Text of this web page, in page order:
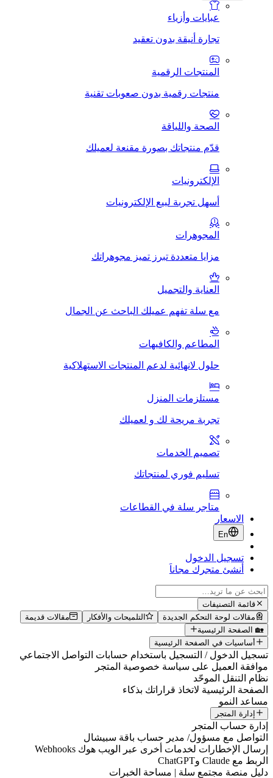
عبايات وأزياء
تجارة أنيقة بدون تعقيد
المنتجات الرقمية
منتجات رقمية بدون صعوبات تقنية
الصحة واللياقة
قدّم منتجاتك بصورة مقنعة لعميلك
الإلكترونيات
أسهل تجربة لبيع الإلكترونيات
المجوهرات
مزايا متعددة تبرز تميز مجوهراتك
العناية والتجميل
مع سلة تفهم عميلك الباحث عن الجمال
المطاعم والكافيهات
حلول لانهائية لدعم المنتجات الاستهلاكية
مستلزمات المنزل
تجربة مريحة لك و لعميلك
تصميم الخدمات
تسليم فوري لمنتجاتك
متاجر سلة في القطاعات
الاسعار
En
تسجيل الدخول
أنشئ متجرك مجاناَ
قائمة التصنيفات
مقالات لوحة التحكم الجديدة
التلميحات والأفكار
مقالات قديمة
🏡 الصفحة الرئيسية
أساسيات في الصفحة الرئيسية
تسجيل الدخول / التسجيل باستخدام حسابات التواصل الاجتماعي
موافقة العميل على سياسة خصوصية المتجر
نظام التنقل الموحّد
الصفحة الرئيسية لاتخاذ قراراتك بذكاء
مساعد النمو
إدارة المتجر
إدارة حساب المتجر
التواصل مع مسؤول/ مدير حساب باقة سبيشال
إرسال الإخطارات لخدمات أخرى عبر الويب هوك Webhooks
الربط مع Claude وChatGPT
دليل منصة مجتمع سلة | مساحة الخبرات